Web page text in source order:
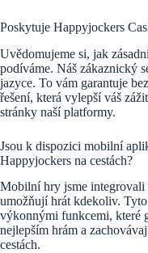
Poskytuje Happyjockers
Uvědomujeme si, jak
podíváme. Náš zákaznický
jazyce. To vám garantuje
řešení, která vylepší váš
stránky naší platformy.
Jsou k dispozici mobilní
Happyjockers na cestách?
Mobilní hry jsme integrovali
umožňují hrát kdekoliv.
výkonnými funkcemi, které
nejlepším hrám a
cestách.